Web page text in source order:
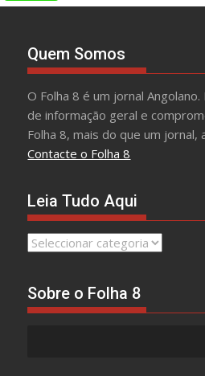
Quem Somos
O Folha 8 é um jornal
de informação geral e
Folha 8, mais do que um jornal,
Contacte o Folha 8
Leia Tudo Aqui
Leia
Sobre o Folha 8